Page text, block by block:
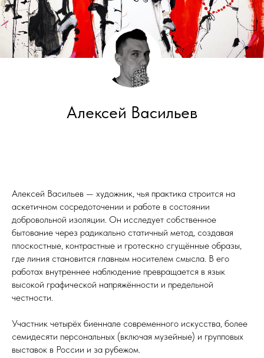
Алексей Васильев
Алексей Васильев — художник, чья практика строится на
аскетичном сосредоточении и работе в состоянии
добровольной изоляции. Он исследует собственное
бытование через радикально статичный метод, создавая
плоскостные, контрастные и гротескно сгущённые образы,
где линия становится главным носителем смысла. В его
работах внутреннее наблюдение превращается в язык
высокой графической напряжённости и предельной
честности.
Участник четырёх биеннале современного искусства, более
семидесяти персональных (включая музейные) и групповых
выставок в России и за рубежом.